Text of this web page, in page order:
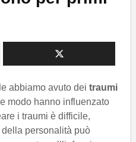
abbiamo avuto dei traumi
modo hanno influenzato
i traumi è difficile,
personalità può